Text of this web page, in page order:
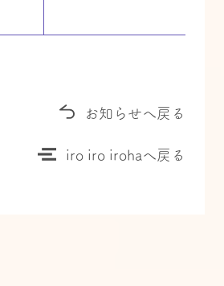
お知らせへ戻る
iro iro irohaへ戻る